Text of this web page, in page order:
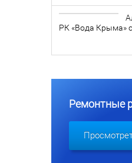
РК «Вода Крыма»
Ремонтные